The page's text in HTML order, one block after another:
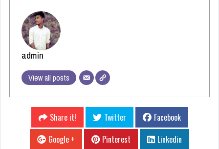
admin
View all posts
Share it! Twitter
Facebook
Google +
Pinterest Linkedin